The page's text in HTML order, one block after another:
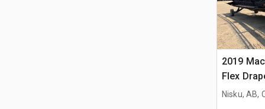
2019
Flex
Nisku, AB,